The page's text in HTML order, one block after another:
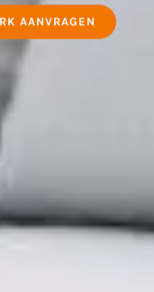
AANVRAGEN